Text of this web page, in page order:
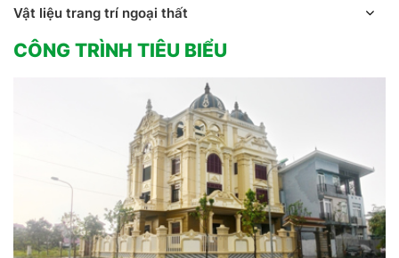
Vật liệu trang trí ngoại thất
CÔNG TRÌNH TIÊU BIỂU